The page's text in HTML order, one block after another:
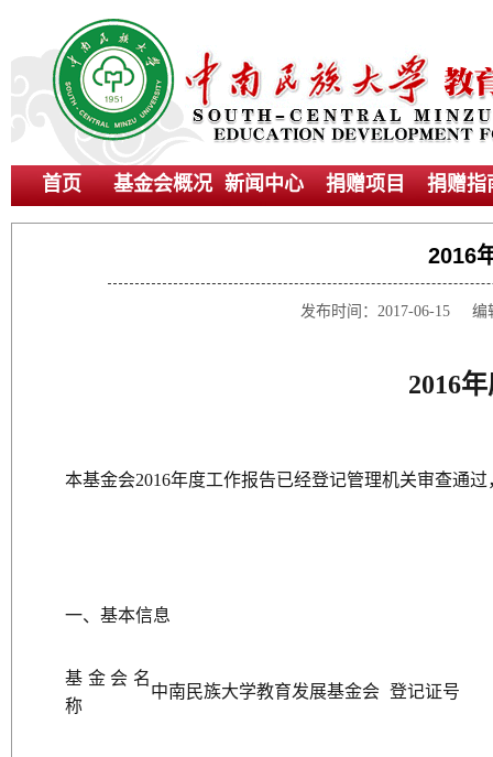
首页 基金会概况 新闻中心 捐赠项目 捐赠指
2016
发布时间：2017-06-15
2016
本基金会2016年度工作报告已经登记管理机关审查通
一、基本信息
基金会名
称
中南民族大学教育发展基金会 登记证号